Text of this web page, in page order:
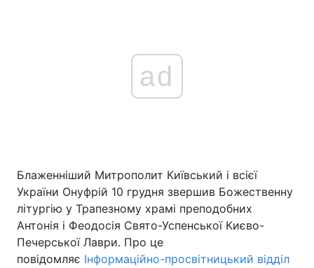
ad
Блаженніший Митрополит Київський і всієї
України Онуфрій 10 грудня звершив Божественну
літургію у Трапезному храмі преподобних
Антонія і Феодосія Свято-Успенської Києво-
Печерської Лаври. Про це
повідомляє Інформаційно-просвітницький відділ